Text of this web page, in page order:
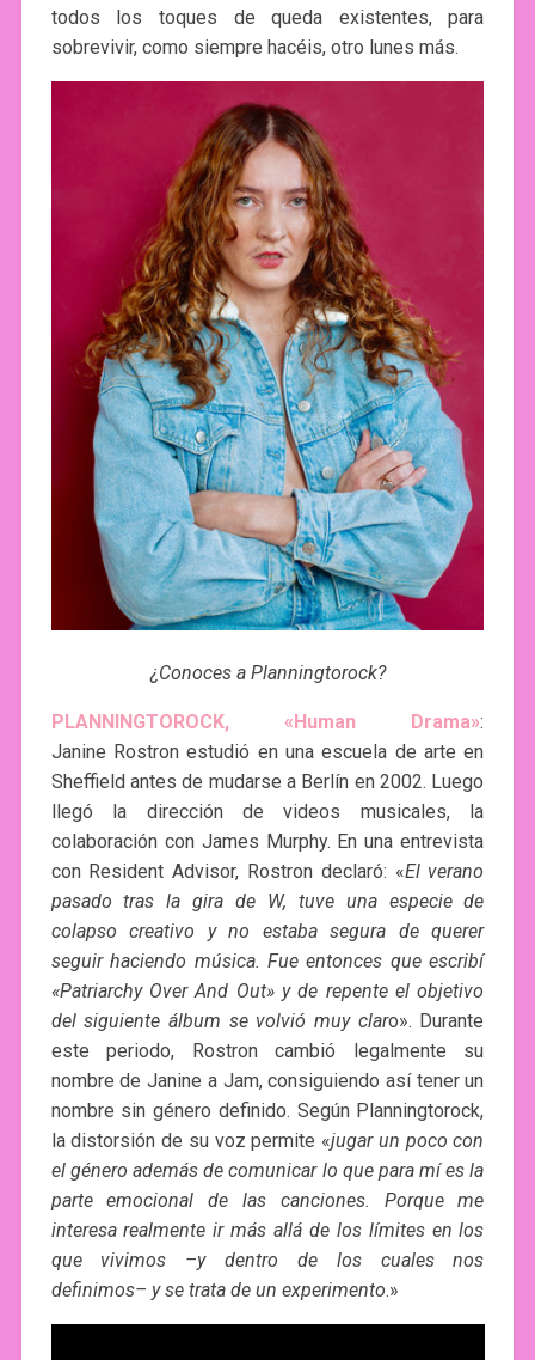
todos los toques de queda existentes, para
sobrevivir, como siempre hacéis, otro lunes más.
¿Conoces a Planningtorock?
PLANNINGTOROCK, «Human Drama»:
Janine Rostron estudió en una escuela de arte en
Sheffield antes de mudarse a Berlín en 2002. Luego
llegó la dirección de videos musicales, la
colaboración con James Murphy. En una entrevista
con Resident Advisor, Rostron declaró: «El verano
pasado tras la gira de W, tuve una especie de
colapso creativo y no estaba segura de querer
seguir haciendo música. Fue entonces que escribí
«Patriarchy Over And Out» y de repente el objetivo
del siguiente álbum se volvió muy claro». Durante
este periodo, Rostron cambió legalmente su
nombre de Janine a Jam, consiguiendo así tener un
nombre sin género definido. Según Planningtorock,
la distorsión de su voz permite «jugar un poco con
el género además de comunicar lo que para mí es la
parte emocional de las canciones. Porque me
interesa realmente ir más allá de los límites en los
que vivimos –y dentro de los cuales nos
definimos– y se trata de un experimento.»